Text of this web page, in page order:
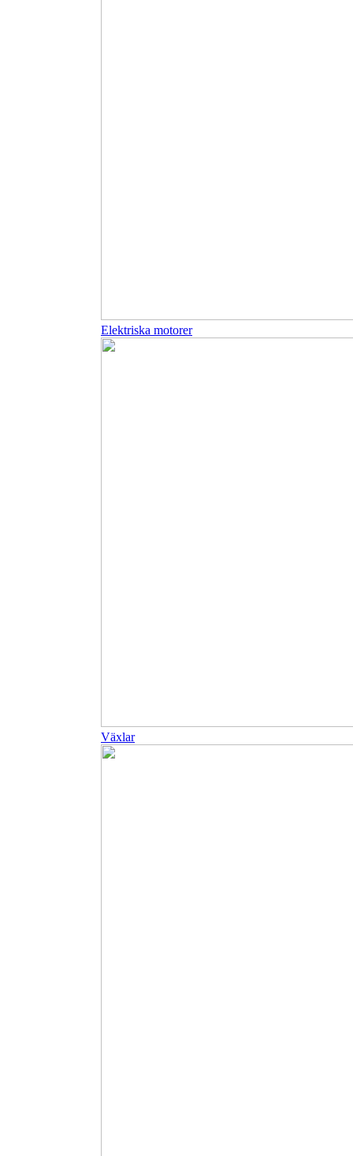
Elektriska motorer
Växlar